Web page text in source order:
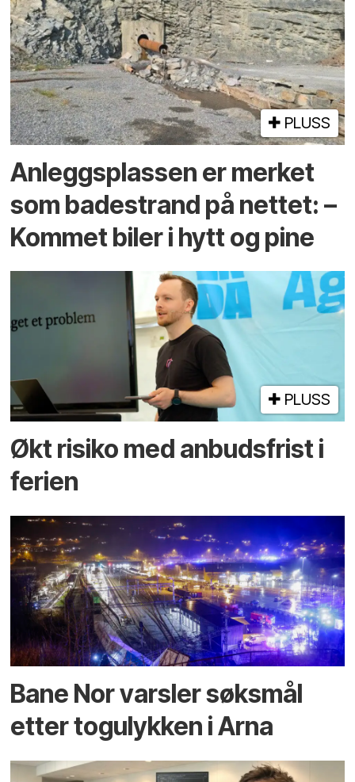
PLUSS
Anleggs­plassen er merket
som bade­strand på nettet: –
Kommet biler i hytt og pine
PLUSS
Økt risiko med anbuds­frist i
ferien
Bane Nor varsler søksmål
etter togulykken i Arna